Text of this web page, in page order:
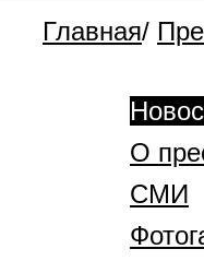
Главная/
О
СМИ